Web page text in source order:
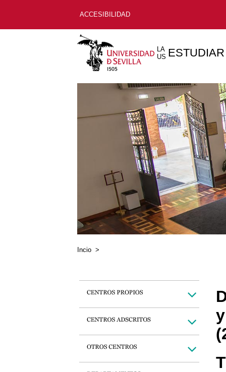
ACCESIBILIDAD
LA
US ESTUDIAR
Incio >